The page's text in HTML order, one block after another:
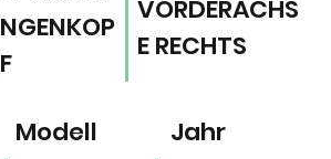
VORDERACHS
E RECHTS
NGENKOP
F
Modell Jahr